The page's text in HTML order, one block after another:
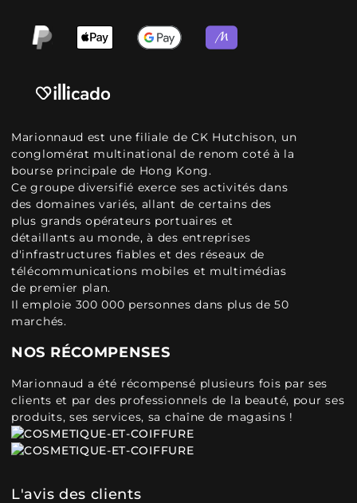
Marionnaud est une filiale de CK Hutchison, un
conglomérat multinational de renom coté à la
bourse principale de Hong Kong.
Ce groupe diversifié exerce ses activités dans
des domaines variés, allant de certains des
plus grands opérateurs portuaires et
détaillants au monde, à des entreprises
d'infrastructures fiables et des réseaux de
télécommunications mobiles et multimédias
de premier plan.
Il emploie 300 000 personnes dans plus de 50
marchés.
NOS RÉCOMPENSES
Marionnaud a été récompensé plusieurs fois par ses
clients et par des professionnels de la beauté, pour ses
produits, ses services, sa chaîne de magasins !
L'avis des clients